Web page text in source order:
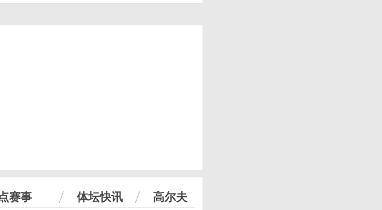
赛事 体坛快讯 高尔夫